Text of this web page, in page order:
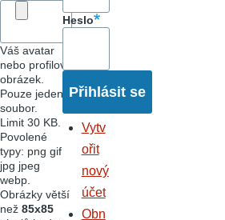
Váš avatar
nebo profilový
obrázek.
Pouze jeden
soubor.
Limit 30 KB.
Povolené
typy: png gif
jpg jpeg
webp.
Obrázky větší
než 85x85
Heslo
Vytv
ořit
nový
účet
Obn